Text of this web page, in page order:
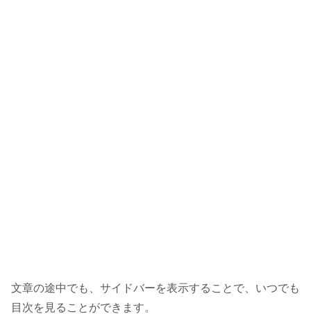
文章の途中でも、サイドバーを表示することで、いつでも
目次を見ることができます。